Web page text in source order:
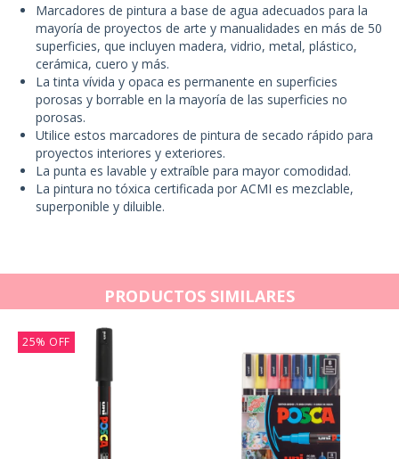
Marcadores de pintura a base de agua adecuados para la
mayoría de proyectos de arte y manualidades en más de 50
superficies, que incluyen madera, vidrio, metal, plástico,
cerámica, cuero y más.
La tinta vívida y opaca es permanente en superficies
porosas y borrable en la mayoría de las superficies no
porosas.
Utilice estos marcadores de pintura de secado rápido para
proyectos interiores y exteriores.
La punta es lavable y extraíble para mayor comodidad.
La pintura no tóxica certificada por ACMI es mezclable,
superponible y diluible.
PRODUCTOS SIMILARES
25% OFF